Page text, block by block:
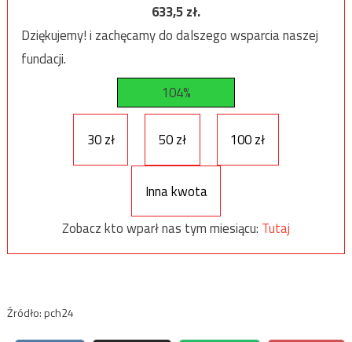
633,5zł.
Dziękujemy! i zachęcamy do dalszego wsparcia naszej
fundacji.
104%
30 zł 50 zł 100 zł
Inna kwota
Zobacz kto wparł nas tym miesiącu: Tutaj
Źródło: pch24